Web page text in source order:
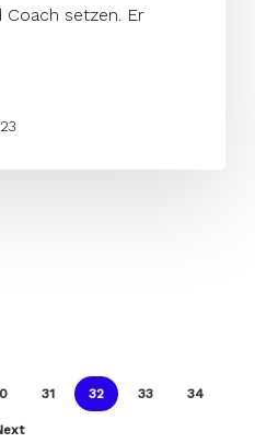
setzen. Er
31 32 33 34